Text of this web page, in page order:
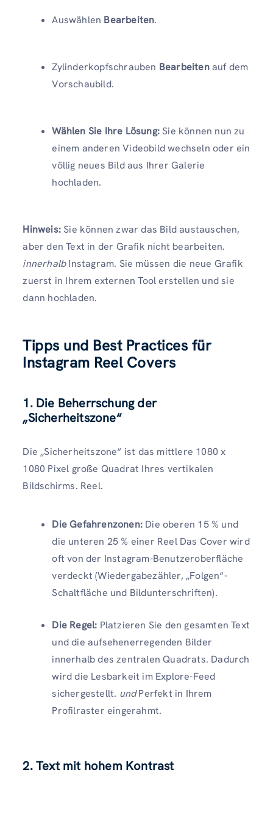
Auswählen Bearbeiten.
Zylinderkopfschrauben Bearbeitenauf dem
Vorschaubild.
Wählen Sie Ihre Lösung:Sie können nun zu
einem anderen Videobild wechseln oder ein
völlig neues Bild aus Ihrer Galerie
hochladen.
Hinweis:Sie können zwar das Bild austauschen,
aber den Text in der Grafik nicht bearbeiten.
innerhalbInstagram. Sie müssen die neue Grafik
zuerst in Ihrem externen Tool erstellen und sie
dann hochladen.
Tipps und Best Practices für
Instagram Reel Covers
1. Die Beherrschung der
„Sicherheitszone“
Die „Sicherheitszone“ ist das mittlere 1080 x
1080 Pixel große Quadrat Ihres vertikalen
Bildschirms. Reel.
Die Gefahrenzonen: Die oberen 15 % und
die unteren 25 % einer Reel Das Cover wird
oft von der Instagram-Benutzeroberfläche
verdeckt (Wiedergabezähler, „Folgen“-
Schaltfläche und Bildunterschriften).
Die Regel: Platzieren Sie den gesamten Text
und die aufsehenerregenden Bilder
innerhalb des zentralen Quadrats. Dadurch
wird die Lesbarkeit im Explore-Feed
sichergestellt. undPerfekt in Ihrem
Profilraster eingerahmt.
2. Text mit hohem Kontrast